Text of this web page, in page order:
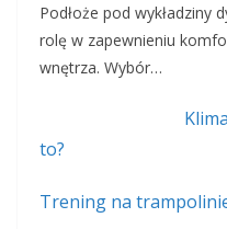
Podłoże pod wykładziny
rolę w zapewnieniu
wnętrza. Wybór…
to?
Trening na